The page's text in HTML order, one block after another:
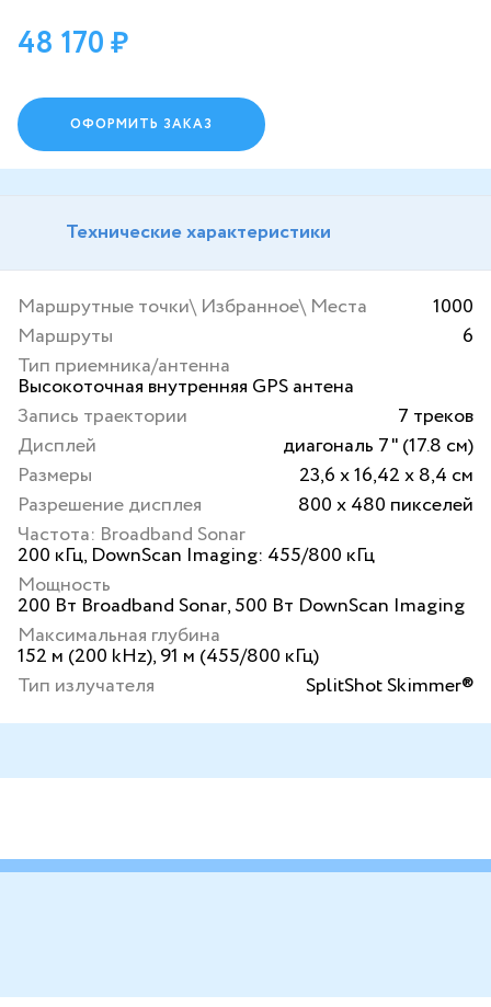
48 170
ОФОРМИТЬ ЗАКАЗ
Технические характеристики
Маршрутные точки\ Избранное\ Места
1000
Маршруты
6
Тип приемника/антенна
Высокоточная внутренняя GPS антена
Запись траектории
7 треков
Дисплей
диагональ 7" (17.8 см)
Размеры
23,6 x 16,42 x 8,4 см
Разрешение дисплея
800 x 480 пикселей
Частота: Broadband Sonar
200 кГц, DownScan Imaging: 455/800 кГц
Мощность
200 Вт Broadband Sonar, 500 Вт DownScan Imaging
Максимальная глубина
152 м (200 kHz), 91 м (455/800 кГц)
Тип излучателя
SplitShot Skimmer®